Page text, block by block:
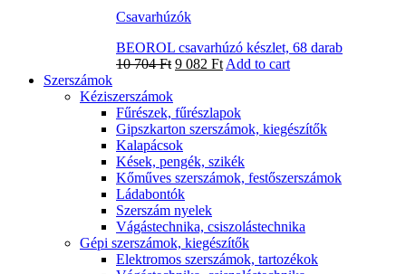
Csavarhúzók
BEOROL csavarhúzó készlet, 68 darab
10 704Ft 9 082 Ft Add to cart
Szerszámok
Kéziszerszámok
Fűrészek, fűrészlapok
Gipszkarton szerszámok, kiegészítők
Kalapácsok
Kések, pengék, szikék
Kőműves szerszámok, festőszerszámok
Ládabontók
Szerszám nyelek
Vágástechnika, csiszolástechnika
Gépi szerszámok, kiegészítők
Elektromos szerszámok, tartozékok